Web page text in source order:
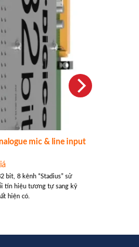
mic & line input
bit, 8 kênh “Stadius” sử
tín hiệu tương tự sang kỹ
hiện có.